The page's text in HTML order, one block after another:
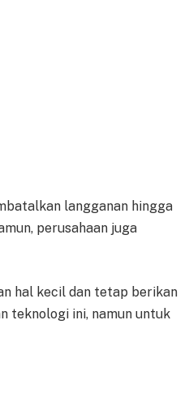
langganan hingga
perusahaan juga
hal kecil dan tetap berikan
teknologi ini, namun untuk